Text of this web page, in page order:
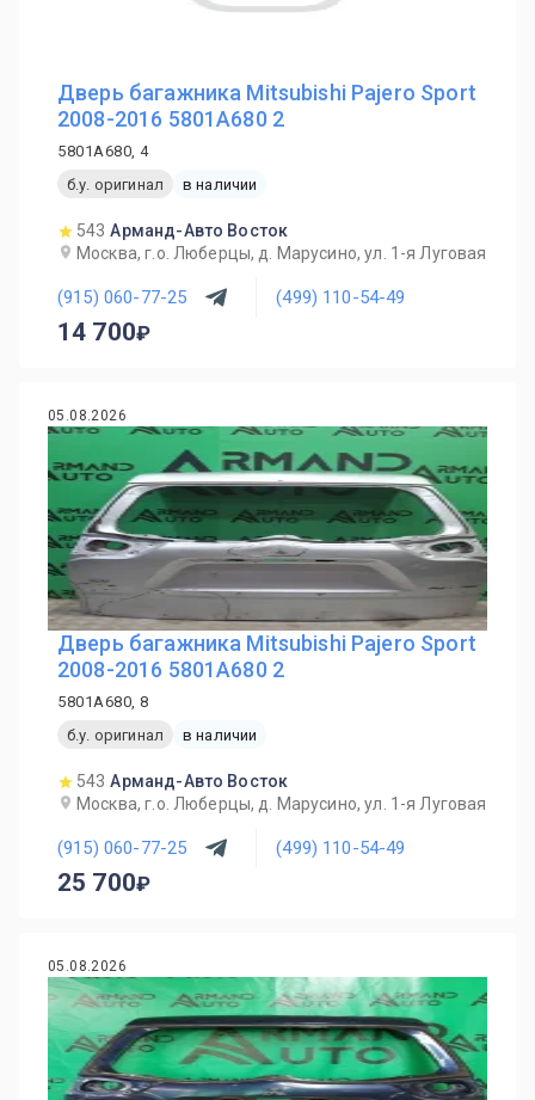
Дверь багажника Mitsubishi Pajero Sport
2008-2016 5801A680 2
5801A680, 4
б.у. оригинал
в наличии
543 Арманд-Авто Восток
Москва, г.о. Люберцы, д. Марусино, ул. 1-я Луговая
(915) 060-77-25 (499) 110-54-49
14 700
05.08.2026
Дверь багажника Mitsubishi Pajero Sport
2008-2016 5801A680 2
5801A680, 8
б.у. оригинал
в наличии
543 Арманд-Авто Восток
Москва, г.о. Люберцы, д. Марусино, ул. 1-я Луговая
(915) 060-77-25 (499) 110-54-49
25 700
05.08.2026